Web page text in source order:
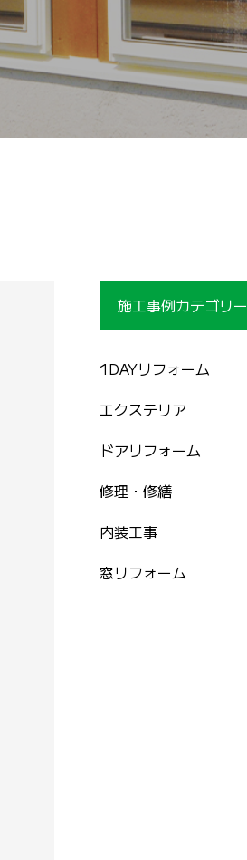
施工事例カテゴリー
1DAYリフォーム
エクステリア
ドアリフォーム
修理・修繕
内装工事
窓リフォーム